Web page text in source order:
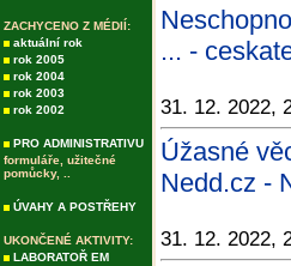
ZACHYCENO Z MÉDIÍ:
aktuální rok
rok 2005
rok 2004
rok 2003
rok 2002
PRO ADMINISTRATIVU
formuláře, užitečné
pomůcky, ..
ÚVAHY A POSTŘEHY
UKONČENÉ AKTIVITY:
LABORATOŘ EM
... -
31. 12. 2022,
Úžasné
Nedd.cz -
31. 12. 2022,